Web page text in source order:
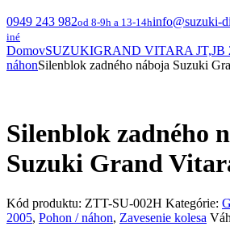
0949 243 982od 8-9h a 13-14hinfo@suzuki-
iné
DomovSUZUKIGRAND VITARA JT,JB
náhonSilenblok zadného náboja Suzuki
Silenblok zadného
Suzuki Grand
Kód produktu: ZTT-SU-002H Kategórie:
2005, Pohon / náhon, Zavesenie kolesa